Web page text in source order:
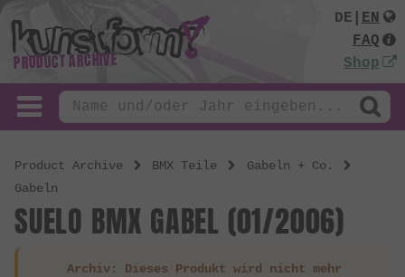
PRODUCT ARCHIVE
DE
EN
FAQ
Shop
Product Archive BMX Teile
Gabeln + Co.
Gabeln
SUELO BMX GABEL (01/2006)
Archiv: Dieses Produkt wird nicht mehr